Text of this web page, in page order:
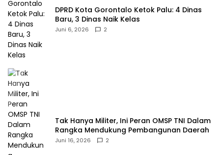
‎DPRD Kota Gorontalo Ketok Palu: 4 Dinas
Baru, 3 Dinas Naik Kelas
Juni 6, 2026 2
‎Tak Hanya Militer, Ini Peran OMSP TNI Dalam
Rangka Mendukung Pembangunan Daerah
Juni 16, 2026 2